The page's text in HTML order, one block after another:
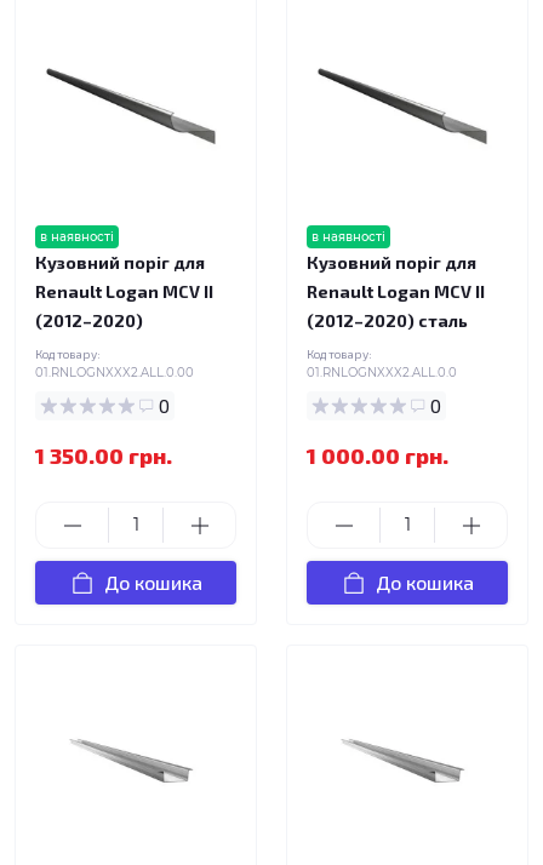
в наявності
Кузовний поріг для
Renault Logan MCV II
(2012–2020)
Код товару:
01.RNLOGNXXX2.ALL.0.00
0
1 350.00 грн.
До кошика
в наявності
Кузовний поріг для
Renault Logan MCV II
(2012–2020) сталь
Код товару:
01.RNLOGNXXX2.ALL.0.0
0
1 000.00 грн.
До кошика